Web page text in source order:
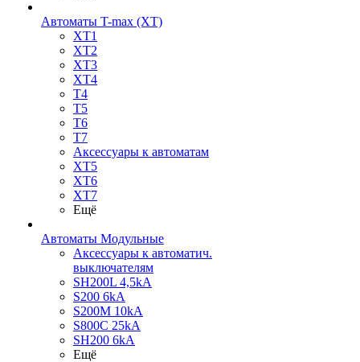
Автоматы T-max (XT)
XT1
XT2
XT3
XT4
T4
T5
T6
T7
Аксессуары к автоматам
XT5
XT6
XT7
Ещё
Автоматы Модульные
Аксессуары к автоматич.
выключателям
SH200L 4,5kA
S200 6kA
S200M 10kA
S800C 25kA
SH200 6kA
Ещё